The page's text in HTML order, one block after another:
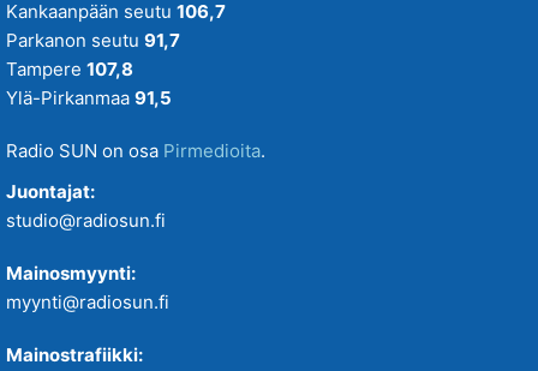
Kankaanpään seutu 106,7
Parkanon seutu 91,7
Tampere 107,8
Ylä-Pirkanmaa 91,5
Radio SUN on osa Pirmedioita.
Juontajat:
studio@radiosun.fi
Mainosmyynti:
myynti@radiosun.fi
Mainostrafiikki: